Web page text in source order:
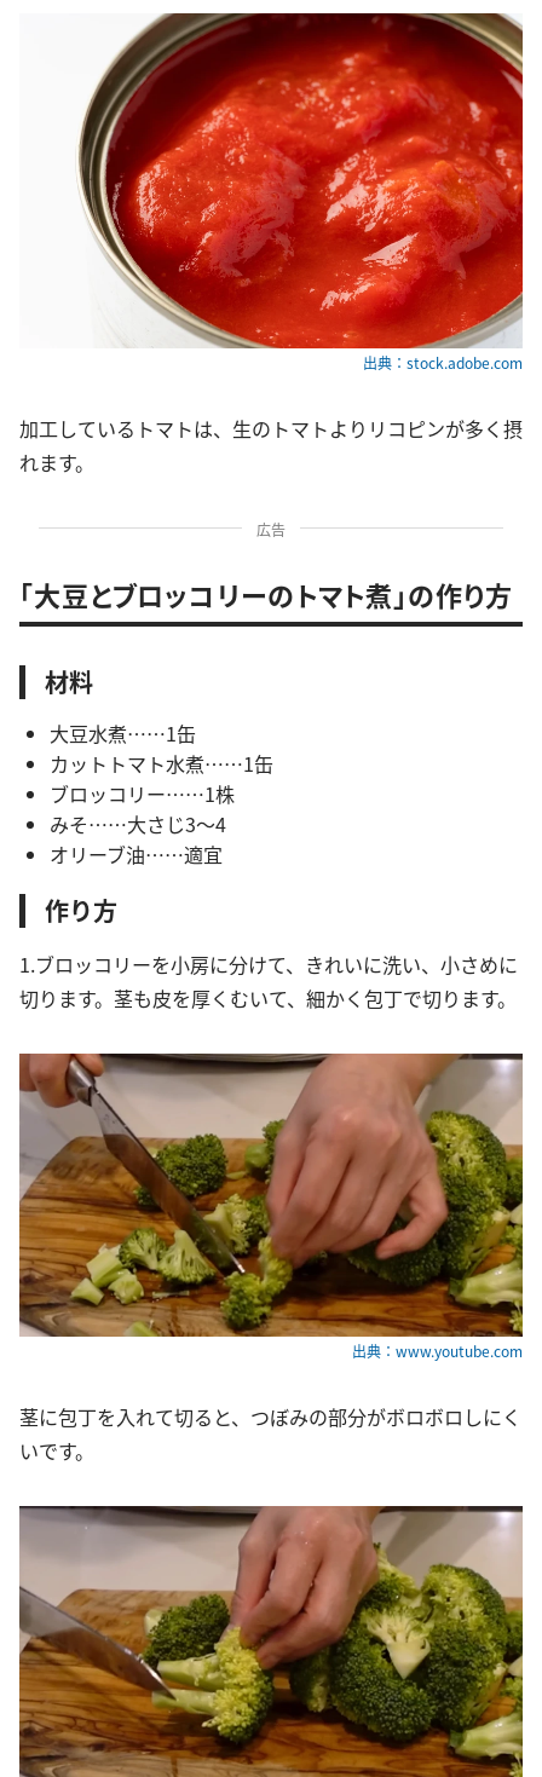
出典：stock.adobe.com
加工しているトマトは、生のトマトよりリコピンが多く摂
れます。
広告
「大豆とブロッコリーのトマト煮」の作り方
材料
大豆水煮……1缶
カットトマト水煮……1缶
ブロッコリー……1株
みそ……大さじ3〜4
オリーブ油……適宜
作り方
1.ブロッコリーを小房に分けて、きれいに洗い、小さめに
切ります。茎も皮を厚くむいて、細かく包丁で切ります。
出典：www.youtube.com
茎に包丁を入れて切ると、つぼみの部分がボロボロしにく
いです。